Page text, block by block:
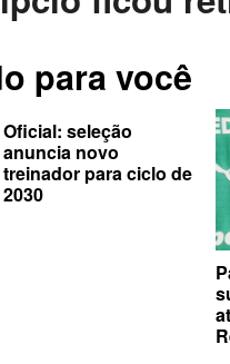
para você
Oficial: seleção
anuncia novo
treinador para ciclo de
2030